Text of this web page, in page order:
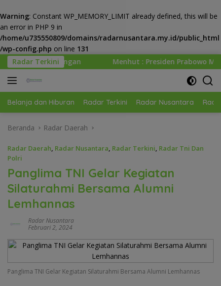
Warning: Constant WP_MEMORY_LIMIT already defined, this will be
an error in PHP 9 in
/home/u735550809/domains/radarnusantara.my.id/public_html
/wp-config.php on line 131
Langsung
ke
konten
Radar Terkini
Menhut : Presiden Prabowo Minta Kemenhut Bangun
Belanja dan Hiburan Radar Terkini Radar Nusantara
Beranda Radar Daerah
Radar Daerah, Radar Nusantara, Radar Terkini, Radar Tni Dan
Polri
Panglima TNI Gelar Kegiatan
Silaturahmi Bersama Alumni
Lemhannas
Radar Nusantara
Februari 2, 2024
Panglima TNI Gelar Kegiatan Silaturahmi Bersama Alumni Lemhannas